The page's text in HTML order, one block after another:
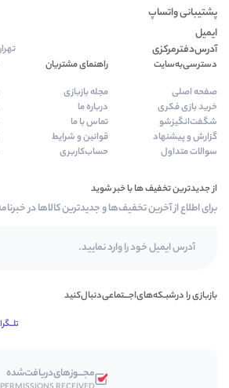
پشتیبانی واتساپ
ایمیل
آدرس‌دفتر‌مرکزی
دسترسی‌به‌سایت
صفحه اصلی
خرید بازی فکری
شگفت‌انگیزشو
گزارش و پیشنهاد
سوالات متداول
راهنمای مشتریان
مجله بازبازی
درباره ما
تماس با ما
قوانین و شرایط
حساب‌کاربری
از جدیدترین تخفیف ها با خبر شوید
برای اطلاع از آخرین تخفیف‌ها و جدیدترین کالاها در
بازبازی را در‌‌شبـکه‌های‌اجـــتماعی‌دنبال‌کنید
مجـــوز‌های‌دریافت‌شده